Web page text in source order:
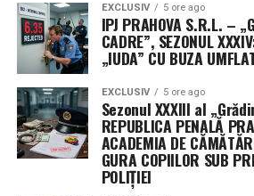
EXCLUSIV 5 ore ago
IPJ PRAHOVA S.R.L. –
CADRE”, SEZONUL
„IUDA” CU BUZA
EXCLUSIV 5 ore ago
Sezonul XXXIII al
REPUBLICA PENALĂ
ACADEMIA DE
GURA COPIILOR SUB
POLIȚIEI